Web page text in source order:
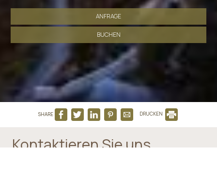
ANFRAGE
BUCHEN
SHARE DRUCKEN
Kontaktieren Sie uns